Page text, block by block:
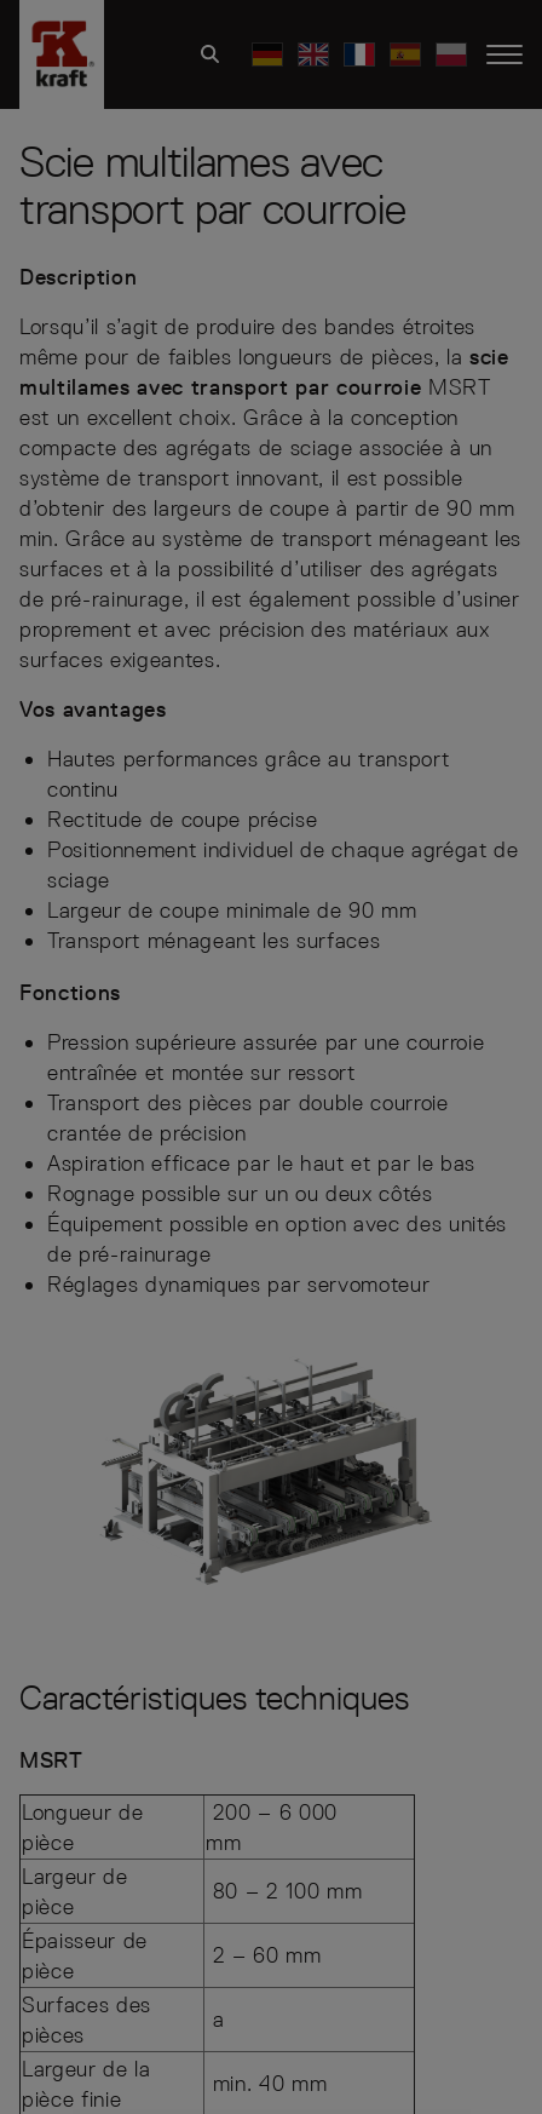
Scie multilames avec
transport par courroie
Description
Lorsqu’il s’agit de produire des bandes étroites
même pour de faibles longueurs de pièces, la scie
multilames avec transport par courroie MSRT
est un excellent choix. Grâce à la conception
compacte des agrégats de sciage associée à un
système de transport innovant, il est possible
d’obtenir des largeurs de coupe à partir de 90 mm
min. Grâce au système de transport ménageant les
surfaces et à la possibilité d’utiliser des agrégats
de pré-rainurage, il est également possible d’usiner
proprement et avec précision des matériaux aux
surfaces exigeantes.
Vos avantages
Hautes performances grâce au transport
continu
Rectitude de coupe précise
Positionnement individuel de chaque agrégat de
sciage
Largeur de coupe minimale de 90 mm
Transport ménageant les surfaces
Fonctions
Pression supérieure assurée par une courroie
entraînée et montée sur ressort
Transport des pièces par double courroie
crantée de précision
Aspiration efficace par le haut et par le bas
Rognage possible sur un ou deux côtés
Équipement possible en option avec des unités
de pré-rainurage
Réglages dynamiques par servomoteur
Caractéristiques techniques
MSRT
Longueur de
pièce
200 – 6 000
mm
Largeur de
pièce
80 – 2 100 mm
Épaisseur de
pièce
2 – 60 mm
Surfaces des
pièces
a
Largeur de la
pièce finie
min. 40 mm